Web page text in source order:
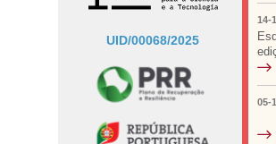
UID/00068/2025
14-
05-